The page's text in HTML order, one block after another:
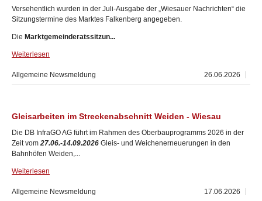
Versehentlich wurden in der Juli-Ausgabe der „Wiesauer Nachrichten“ die
Sitzungstermine des Marktes Falkenberg angegeben.
Die Marktgemeinderatssitzun...
Weiterlesen
26.06.2026
Allgemeine Newsmeldung
Gleisarbeiten im Streckenabschnitt Weiden - Wiesau
Die DB InfraGO AG führt im Rahmen des Oberbauprogramms 2026 in der
Zeit vom 27.06.-14.09.2026 Gleis- und Weichenerneuerungen in den
Bahnhöfen Weiden,...
Weiterlesen
17.06.2026
Allgemeine Newsmeldung